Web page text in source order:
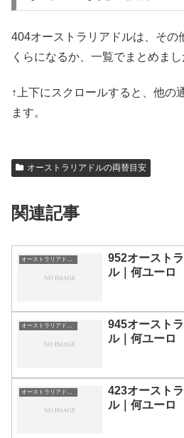
404オーストラリアドルは、その
くらになるか、一覧でまとめまし
↑上下にスクロールすると、他の
ます。
オーストラリアドルの両替目安
関連記事
オーストラリアドルの両替目安
952オースト
ル｜何ユーロ
オーストラリアドルの両替目安
945オースト
ル｜何ユーロ
オーストラリアドルの両替目安
423オースト
ル｜何ユーロ